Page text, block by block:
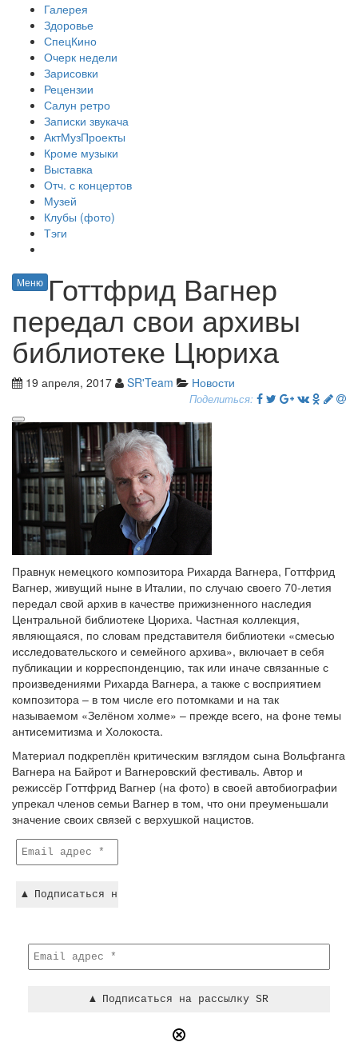
Галерея
Здоровье
СпецКино
Очерк недели
Зарисовки
Рецензии
Салун ретро
Записки звукача
АктМузПроекты
Кроме музыки
Выставка
Отч. с концертов
Музей
Клубы (фото)
Тэги
Меню Готтфрид Вагнер
передал свои архивы
библиотеке Цюриха
19 апреля, 2017 SR'Team Новости
Поделиться:
Правнук немецкого композитора Рихарда Вагнера, Готтфрид
Вагнер, живущий ныне в Италии, по случаю своего 70-летия
передал свой архив в качестве прижизненного наследия
Центральной библиотеке Цюриха. Частная коллекция,
являющаяся, по словам представителя библиотеки «смесью
исследовательского и семейного архива», включает в себя
публикации и корреспонденцию, так или иначе связанные с
произведениями Рихарда Вагнера, а также с восприятием
композитора – в том числе его потомками и на так
называемом «Зелёном холме» – прежде всего, на фоне темы
антисемитизма и Холокоста.
Материал подкреплён критическим взглядом сына Вольфганга
Вагнера на Байрот и Вагнеровский фестиваль. Автор и
режиссёр Готтфрид Вагнер (на фото) в своей автобиографии
упрекал членов семьи Вагнер в том, что они преуменьшали
значение своих связей с верхушкой нацистов.